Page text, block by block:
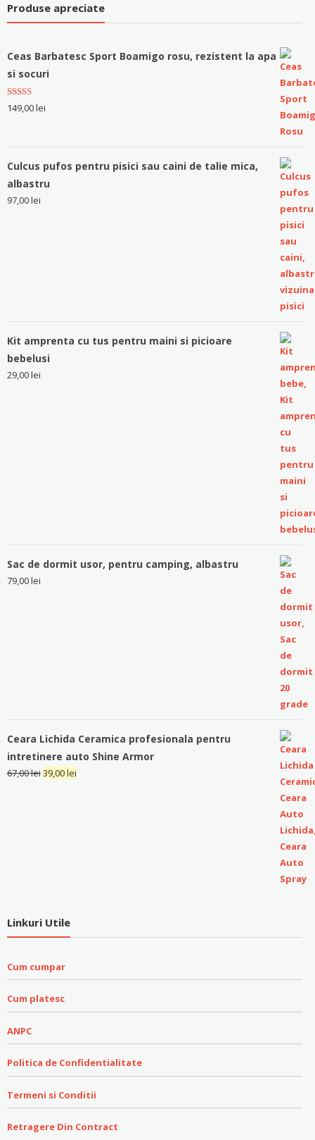
Produse apreciate
Ceas Barbatesc Sport Boamigo rosu, rezistent la apa
si socuri
Evaluat la
5.00stele
149,00lei
Culcus pufos pentru pisici sau caini de talie mica,
albastru
97,00lei
Kit amprenta cu tus pentru maini si picioare
bebelusi
29,00lei
Sac de dormit usor, pentru camping, albastru
79,00lei
Ceara Lichida Ceramica profesionala pentru
intretinere auto Shine Armor
67,00lei39,00lei
Linkuri Utile
Cum cumpar
Cum platesc
ANPC
Politica de Confidentialitate
Termeni si Conditii
Retragere Din Contract